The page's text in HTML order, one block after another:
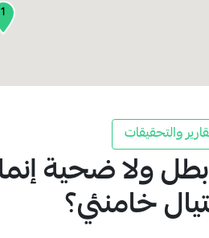
1
والتحقيقات
بطل ولا ضحية
خامنئي؟